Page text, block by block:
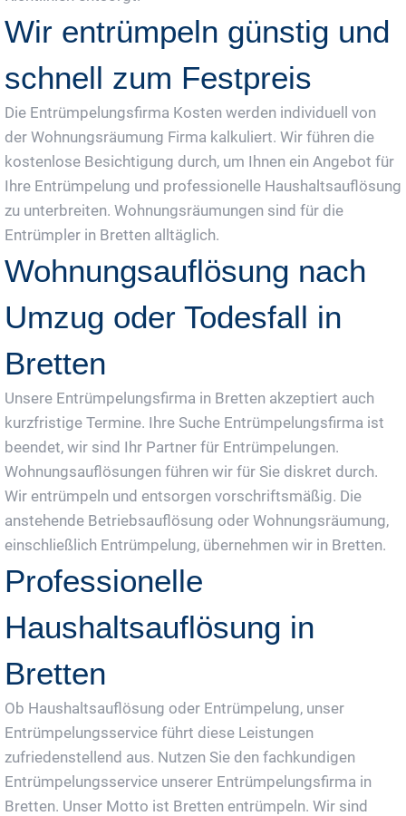
Wir entrümpeln günstig und
schnell zum Festpreis
Die Entrümpelungsfirma Kosten werden individuell von
der Wohnungsräumung Firma kalkuliert. Wir führen die
kostenlose Besichtigung durch, um Ihnen ein Angebot für
Ihre Entrümpelung und professionelle Haushaltsauflösung
zu unterbreiten. Wohnungsräumungen sind für die
Entrümpler in Bretten alltäglich.
Wohnungsauflösung nach
Umzug oder Todesfall in
Bretten
Unsere Entrümpelungsfirma in Bretten akzeptiert auch
kurzfristige Termine. Ihre Suche Entrümpelungsfirma ist
beendet, wir sind Ihr Partner für Entrümpelungen.
Wohnungsauflösungen führen wir für Sie diskret durch.
Wir entrümpeln und entsorgen vorschriftsmäßig. Die
anstehende Betriebsauflösung oder Wohnungsräumung,
einschließlich Entrümpelung, übernehmen wir in Bretten.
Professionelle
Haushaltsauflösung in
Bretten
Ob Haushaltsauflösung oder Entrümpelung, unser
Entrümpelungsservice führt diese Leistungen
zufriedenstellend aus. Nutzen Sie den fachkundigen
Entrümpelungsservice unserer Entrümpelungsfirma in
Bretten. Unser Motto ist Bretten entrümpeln. Wir sind